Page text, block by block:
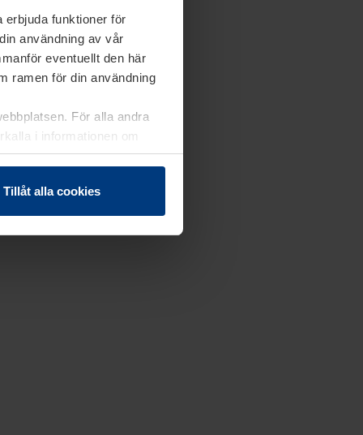
erbjuda funktioner för
användning av vår
eventuellt den här
ramen för din användning
För alla andra
i informationen om
Tillåt alla cookies